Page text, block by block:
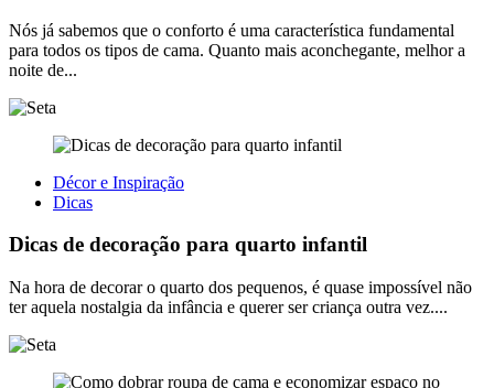
Nós já sabemos que o conforto é uma característica fundamental
para todos os tipos de cama. Quanto mais aconchegante, melhor a
noite de...
Décor e Inspiração
Dicas
Dicas de decoração para quarto infantil
Na hora de decorar o quarto dos pequenos, é quase impossível não
ter aquela nostalgia da infância e querer ser criança outra vez....